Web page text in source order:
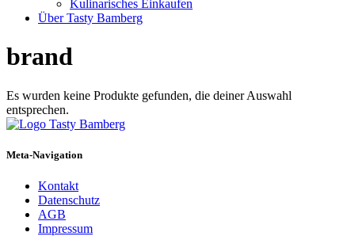
Kulinarisches Einkaufen
Über Tasty Bamberg
brand
Es wurden keine Produkte gefunden, die deiner Auswahl
entsprechen.
Meta-Navigation
Kontakt
Datenschutz
AGB
Impressum